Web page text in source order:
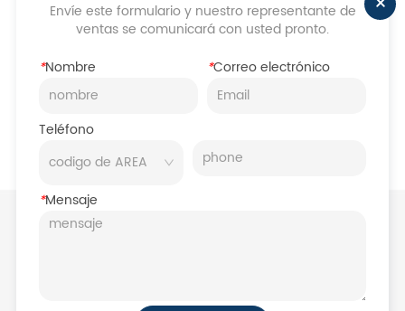
Envíe este formulario y nuestro representante de
ventas se comunicará con usted pronto.
*Nombre *Correo electrónico
Teléfono
*Mensaje